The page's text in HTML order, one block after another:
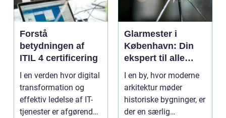
Forstå
betydningen af
ITIL 4 certificering
I en verden hvor digital
transformation og
effektiv ledelse af IT-
tjenester er afgørende,
Glarmester i
København: Din
ekspert til alle
glasbehov
I en by, hvor moderne
arkitektur møder
historiske bygninger, er
der en særlig